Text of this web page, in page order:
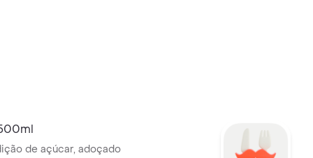
de açúcar, adoçado